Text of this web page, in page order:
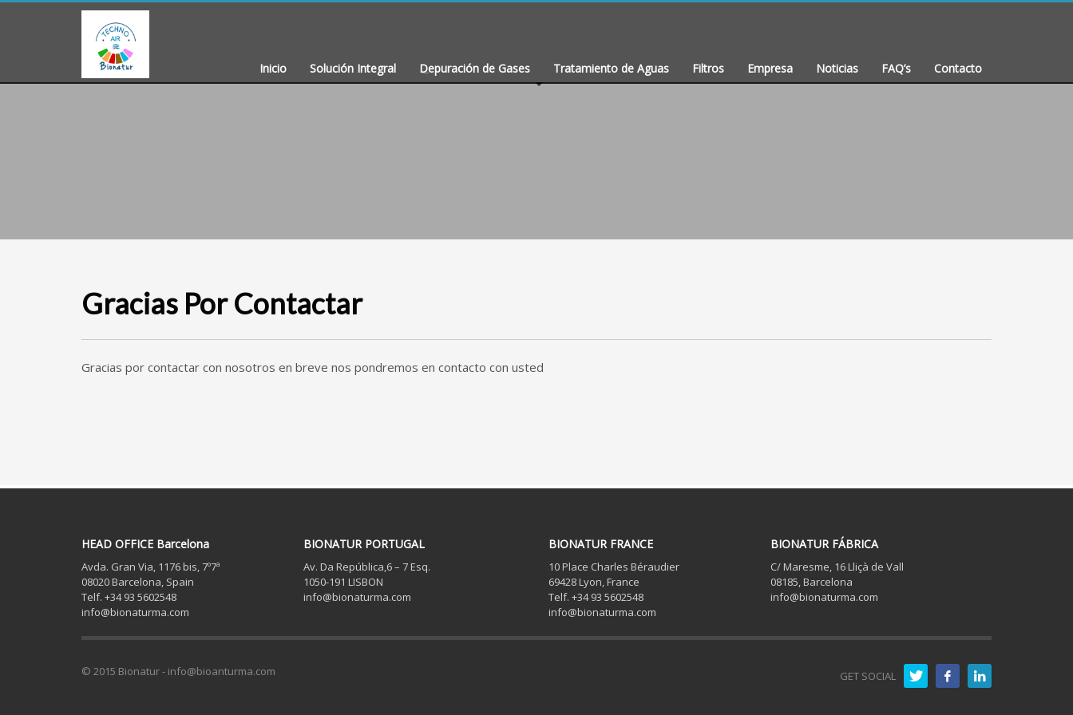
Inicio Solución Integral Depuración de Gases Tratamiento de Aguas Filtros Empresa Noticias FAQ’s Contacto
Gracias Por Contactar
Gracias por contactar con nosotros en breve nos pondremos en contacto con usted
HEAD OFFICE Barcelona
Avda. Gran Via, 1176 bis, 7º7ª
08020 Barcelona, Spain
Telf. +34 93 5602548
info@bionaturma.com
BIONATUR PORTUGAL
Av. Da República,6 – 7 Esq.
1050-191 LISBON
info@bionaturma.com
BIONATUR FRANCE
10 Place Charles Béraudier
69428 Lyon, France
Telf. +34 93 5602548
info@bionaturma.com
BIONATUR FÁBRICA
C/ Maresme, 16 Lliçà de Vall
08185, Barcelona
info@bionaturma.com
GET SOCIAL
© 2015 Bionatur - info@bioanturma.com